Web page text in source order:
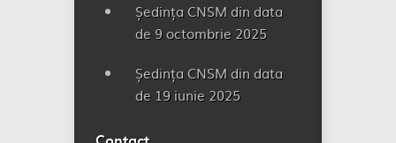
Ședința CNSM din data
de 9 octombrie 2025
Ședința CNSM din data
de 19 iunie 2025